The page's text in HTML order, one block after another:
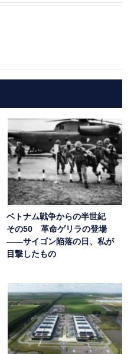
ベトナム戦争からの半世紀
その50 革命ゲリラの登場
——サイゴン陥落の日、私が
目撃したもの